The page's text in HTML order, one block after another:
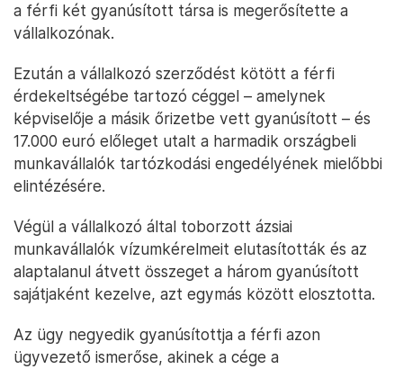
a férfi két gyanúsított társa is megerősítette a
vállalkozónak.
Ezután a vállalkozó szerződést kötött a férfi
érdekeltségébe tartozó céggel – amelynek
képviselője a másik őrizetbe vett gyanúsított – és
17.000 euró előleget utalt a harmadik országbeli
munkavállalók tartózkodási engedélyének mielőbbi
elintézésére.
Végül a vállalkozó által toborzott ázsiai
munkavállalók vízumkérelmeit elutasították és az
alaptalanul átvett összeget a három gyanúsított
sajátjaként kezelve, azt egymás között elosztotta.
Az ügy negyedik gyanúsítottja a férfi azon
ügyvezető ismerőse, akinek a cége a